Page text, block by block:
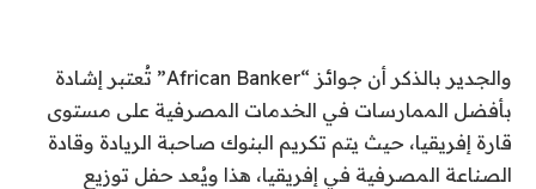
والجدير بالذكر أن جوائز “African Banker” تُعتبر إشادة
بأفضل الممارسات في الخدمات المصرفية على مستوى
قارة إفريقيا، حيث يتم تكريم البنوك صاحبة الريادة وقادة
الصناعة المصرفية في إفريقيا، هذا ويُعد حفل توزيع